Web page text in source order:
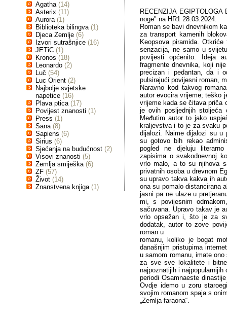
Agatha (14)
Asterix (11)
Aurora (1)
Biblioteka bilingva (1)
Djeca Zemlje (6)
Izvori sutrašnjice (16)
JETiC (1)
Kronos (18)
Leonardo (2)
Luč (54)
Luc Orient (2)
Najbolje svjetske
napetice (16)
Plava ptica (17)
Povijest znanosti (1)
Press (1)
Sana (8)
Sapiens (6)
Sirius (6)
Sjećanja na budućnost (2)
Visovi znanosti (5)
Zemlja smiješka (6)
ZF (57)
Život (14)
Znanstvena knjiga (1)
RECENZIJA
noge" na HR1 28.03.2024:
Roman se bavi dnevnikom
za transport kamenih
Keopsova piramida.
senzacija, ne samo u
povijesti općenito. Ideja
fragmente dnevnika, koji
precizan i pedantan, da i
pulsirajući povijesni roman,
Naravno kod takvog
autor evocira vrijeme; teško
vrijeme kada se čitava priča
je ovih posljednjih stoljeća
Međutim autor to jako
kraljevstva i to je za svaku
dijalozi. Naime dijalozi su u
su gotovo bih rekao
pogled ne djeluju
zapisima o svakodnevnoj
vrlo malo, a to su njihova
privatnih osoba u drevnom
su upravo takva kakva ih
ona su pomalo distancirana
jasni pa ne ulaze u
mi, s povijesnim
sačuvana. Upravo takav je
vrlo opsežan i, što je za
dodatak, autor to zove
roman u
romanu, koliko je bogat
današnjim pristupima
u samom romanu, imate
za sve sve lokalitete i
najpoznatijih i
periodi Osamnaeste
Ovdje idemo u zoru
svojim romanom spaja s
„Zemlja faraona“.